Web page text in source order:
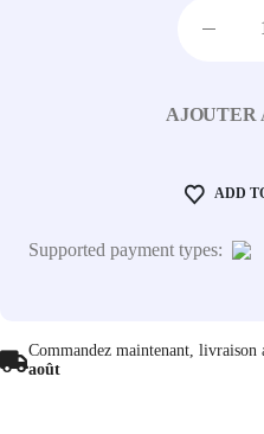
AJOUTER
ADD
Supported payment types:
Commandez maintenant, livraison
août